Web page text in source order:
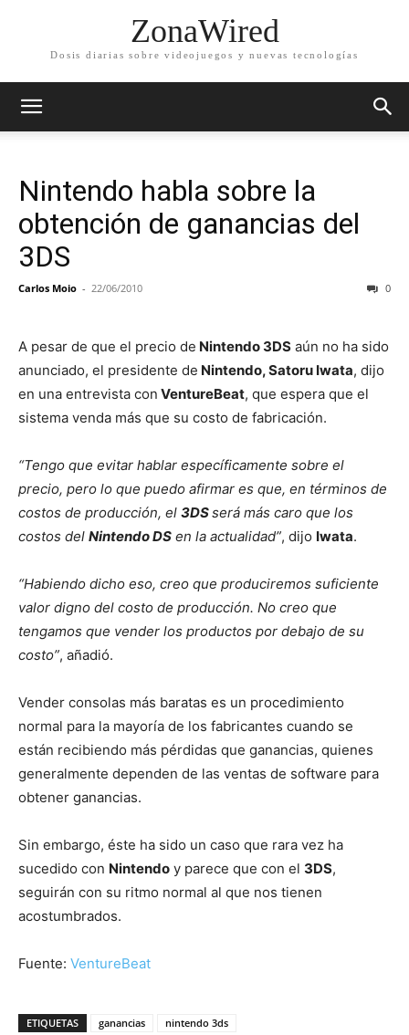
ZonaWired
Dosis diarias sobre videojuegos y nuevas tecnologías
Nintendo habla sobre la
obtención de ganancias del
3DS
Carlos Moio - 22/06/2010 0
A pesar de que el precio de Nintendo 3DS aún no ha sido
anunciado, el presidente de Nintendo, Satoru Iwata, dijo
en una entrevista con VentureBeat, que espera que el
sistema venda más que su costo de fabricación.
“Tengo que evitar hablar específicamente sobre el
precio, pero lo que puedo afirmar es que, en términos de
costos de producción, el 3DSserá más caro que los
costos del Nintendo DS en la actualidad”, dijo Iwata.
“Habiendo dicho eso, creo que produciremos suficiente
valor digno del costo de producción. No creo que
tengamos que vender los productos por debajo de su
costo”, añadió.
Vender consolas más baratas es un procedimiento
normal para la mayoría de los fabricantes cuando se
están recibiendo más pérdidas que ganancias, quienes
generalmente dependen de las ventas de software para
obtener ganancias.
Sin embargo, éste ha sido un caso que rara vez ha
sucedido con Nintendo y parece que con el 3DS,
seguirán con su ritmo normal al que nos tienen
acostumbrados.
Fuente: VentureBeat
ETIQUETAS ganancias nintendo 3ds